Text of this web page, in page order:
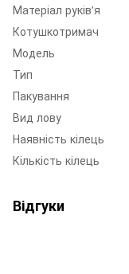
Матеріал руків'я
Котушкотримач
Модель
Тип
Пакування
Вид лову
Наявність кілець
Кількість кілець
Відгуки